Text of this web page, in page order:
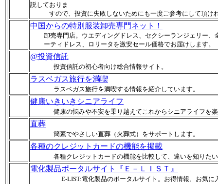
説しておりま
すので、投資に失敗しないためにも一度ご参考にして頂け
中国からの特別服装卸売専門ネット！
卸売専門店。ウエディングドレス、セクシーランジェリー
ーティドレス、ロリータを激安セール価格でお届けします。
@投資信託
投資信託の初心者向け総合情報サイト。
ラスベガス旅行を満喫
ラスベガス旅行を満喫する情報を紹介しています。
健康いきいきシニアライフ
健康の悩みや不安を乗り越えてこれからシニアライフを
直葬
簡素でやさしい直葬（火葬式）をサポートします。
各種のクレジットカードの機能を掲載
各種クレジットカードの機能を比較して、違いを知りた
電化製品ポータルサイト『Ｅ－ＬＩＳＴ』
E-LIST:電化製品のポータルサイト。お得情報、お気